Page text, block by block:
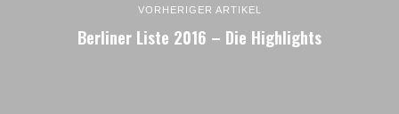
VORHERIGER ARTIKEL
Berliner Liste 2016 – Die Highlights